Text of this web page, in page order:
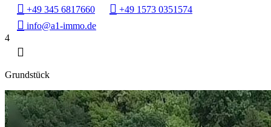
+49 345 6817660
+49 1573 0351574
info@a1-immo.de
4
Grundstück